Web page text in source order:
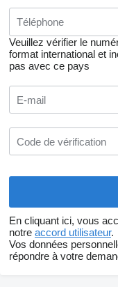
Veuillez vérifier le
format international et
pas avec ce pays
En cliquant ici, vous
notre accord utilisateur.
Vos données
répondre à votre